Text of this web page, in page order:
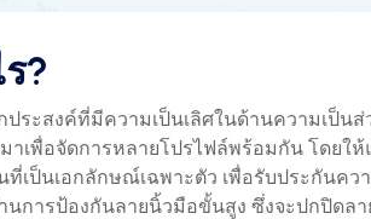
?
ประสงค์ที่มีความเป็นเลิศในด้านความเป็น
เพื่อจัดการหลายโปรไฟล์พร้อมกัน โดยให้
เป็นเอกลักษณ์เฉพาะตัว เพื่อรับประกันคว
การป้องกันลายนิ้วมือขั้นสูง ซึ่งจะปกปิดล